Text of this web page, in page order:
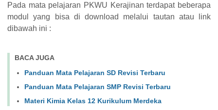
Pada mata pelajaran PKWU Kerajinan terdapat beberapa
modul yang bisa di download melalui tautan atau link
dibawah ini :
BACA JUGA
Panduan Mata Pelajaran SD Revisi Terbaru
Panduan Mata Pelajaran SMP Revisi Terbaru
Materi Kimia Kelas 12 Kurikulum Merdeka